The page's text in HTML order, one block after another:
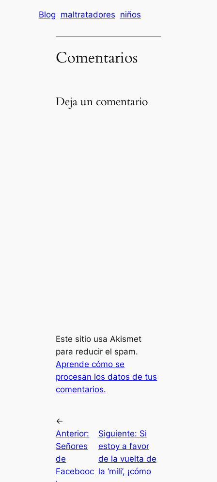
Blog maltratadores niños
Comentarios
Deja un comentario
Este sitio usa Akismet
para reducir el spam.
Aprende cómo se
procesan los datos de tus
comentarios.
←
Anterior:
Señores
de
Facebooc
Siguiente: Si
estoy a favor
de la vuelta de
la ‘mili’, ¡cómo